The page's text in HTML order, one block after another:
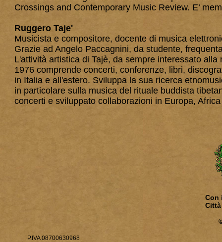
Crossings and Contemporary Music Review. E’
Ruggero Taje'
Musicista e compositore, docente di musica
Grazie ad Angelo Paccagnini, da studente,
L'attività artistica di Tajè, da sempre interessato
1976 comprende concerti, conferenze, libri,
in Italia e all'estero. Sviluppa la sua ricerca
in particolare sulla musica del rituale buddista
concerti e sviluppato collaborazioni in Europa,
Con
P.IVA 08700630968